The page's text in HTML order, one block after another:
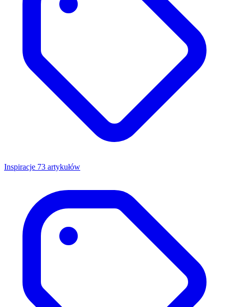
Inspiracje 73 artykułów